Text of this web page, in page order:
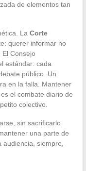
de elementos tan
La Corte
querer informar no
Consejo
estándar: cada
público. Un
en la falla. Mantener
el combate diario de
colectivo.
sin sacrificarlo
una parte de
siempre,